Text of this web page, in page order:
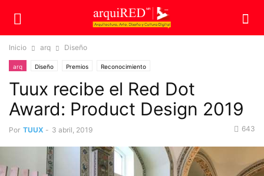
Inicio arq Diseño
arq Diseño Premios Reconocimiento
Tuux recibe el Red Dot
Award: Product Design 2019
Por TUUX - 3 abril, 2019 643